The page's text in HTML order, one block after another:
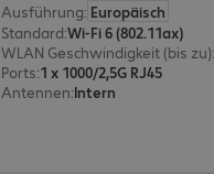
Ausführung: Europäisch
Standard:Wi-Fi 6 (802.11ax)
WLAN Geschwindigkeit (bis zu)
Ports:1 x 1000/2,5G RJ45
Antennen:Intern